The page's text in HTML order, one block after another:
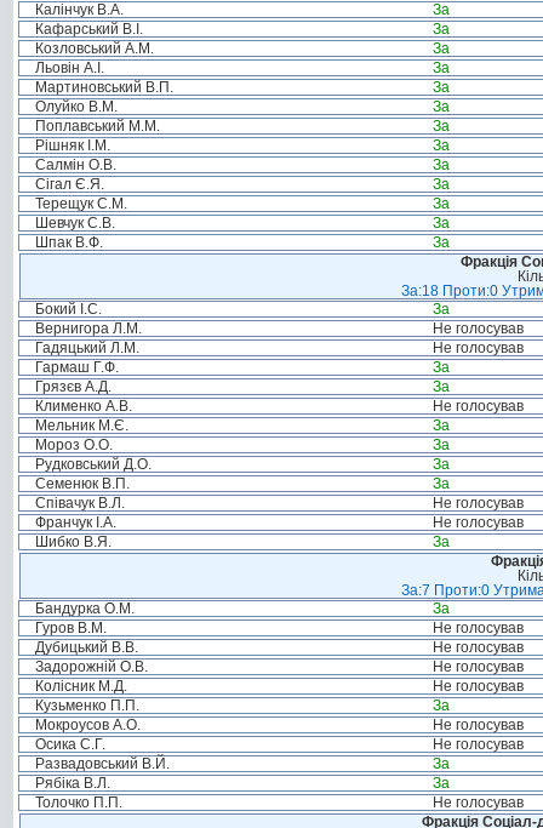
Калінчук В.А.
За
Кафарський В.І.
За
Козловський А.М.
За
Льовін А.І.
За
Мартиновський В.П.
За
Олуйко В.М.
За
Поплавський М.М.
За
Рішняк І.М.
За
Салмін О.В.
За
Сігал Є.Я.
За
Терещук С.М.
За
Шевчук С.В.
За
Шпак В.Ф.
За
Фракція
За:18 Проти:0
Бокий І.С.
За
Вернигора Л.М.
Не голосував
Гадяцький Л.М.
Не голосував
Гармаш Г.Ф.
За
Грязєв А.Д.
За
Клименко А.В.
Не голосував
Мельник М.Є.
За
Мороз О.О.
За
Рудковський Д.О.
За
Семенюк В.П.
За
Співачук В.Л.
Не голосував
Франчук І.А.
Не голосував
Шибко В.Я.
За
За:7 Проти:0
Бандурка О.М.
За
Гуров В.М.
Не голосував
Дубицький В.В.
Не голосував
Задорожній О.В.
Не голосував
Колісник М.Д.
Не голосував
Кузьменко П.П.
За
Мокроусов А.О.
Не голосував
Осика С.Г.
Не голосував
Развадовський В.Й.
За
Рябіка В.Л.
За
Толочко П.П.
Не голосував
Фракція Соціал-